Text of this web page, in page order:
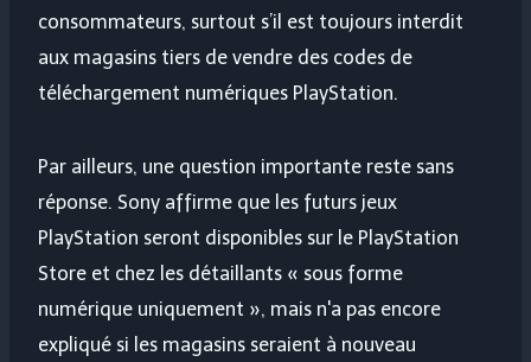
consommateurs, surtout s’il est toujours interdit
aux magasins tiers de vendre des codes de
téléchargement numériques PlayStation.
Par ailleurs, une question importante reste sans
réponse. Sony affirme que les futurs jeux
PlayStation seront disponibles sur le PlayStation
Store et chez les détaillants « sous forme
numérique uniquement », mais n'a pas encore
expliqué si les magasins seraient à nouveau